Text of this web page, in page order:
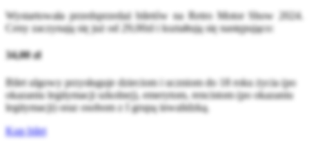
Wystartowała przedsprzedaż biletów na Retro Motor Show 2024.
Ceny zaczynają się już od 29,00zł i kształtują się następująco:
34,00 zł
Bilet ulgowy przysługuje dzieciom i uczniom do 18 roku życia (po
okazaniu legitymacji szkolnej), emerytom, rencistom (po okazaniu
legitymacji) oraz osobom z I grupą inwalidzką.
Kup bilet